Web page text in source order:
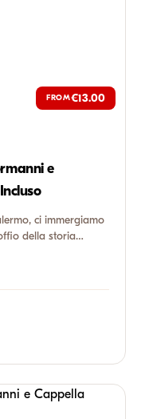
FROM€13.00
e
ci immergiamo
della storia